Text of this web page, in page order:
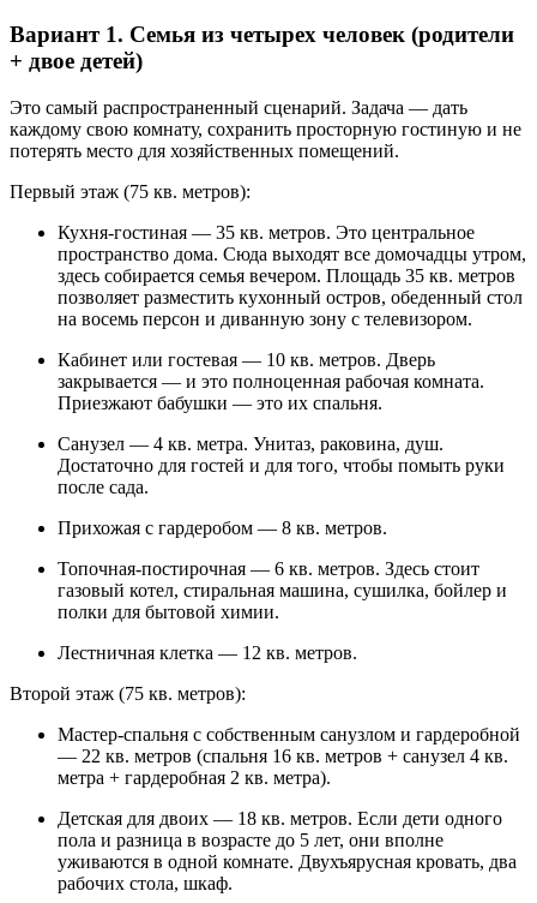
Вариант 1. Семья из четырех человек (родители
+ двое детей)
Это самый распространенный сценарий. Задача — дать
каждому свою комнату, сохранить просторную гостиную и не
потерять место для хозяйственных помещений.
Первый этаж (75 кв. метров):
Кухня-гостиная — 35 кв. метров. Это центральное
пространство дома. Сюда выходят все домочадцы утром,
здесь собирается семья вечером. Площадь 35 кв. метров
позволяет разместить кухонный остров, обеденный стол
на восемь персон и диванную зону с телевизором.
Кабинет или гостевая — 10 кв. метров. Дверь
закрывается — и это полноценная рабочая комната.
Приезжают бабушки — это их спальня.
Санузел — 4 кв. метра. Унитаз, раковина, душ.
Достаточно для гостей и для того, чтобы помыть руки
после сада.
Прихожая с гардеробом — 8 кв. метров.
Топочная-постирочная — 6 кв. метров. Здесь стоит
газовый котел, стиральная машина, сушилка, бойлер и
полки для бытовой химии.
Лестничная клетка — 12 кв. метров.
Второй этаж (75 кв. метров):
Мастер-спальня с собственным санузлом и гардеробной
— 22 кв. метров (спальня 16 кв. метров + санузел 4 кв.
метра + гардеробная 2 кв. метра).
Детская для двоих — 18 кв. метров. Если дети одного
пола и разница в возрасте до 5 лет, они вполне
уживаются в одной комнате. Двухъярусная кровать, два
рабочих стола, шкаф.